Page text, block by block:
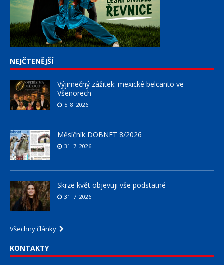
NEJČTENĚJŠÍ
Výjimečný zážitek: mexické belcanto ve
Všenorech
5. 8. 2026
Měsíčník DOBNET 8/2026
31. 7. 2026
Skrze květ objevuji vše podstatné
31. 7. 2026
Všechny články
KONTAKTY